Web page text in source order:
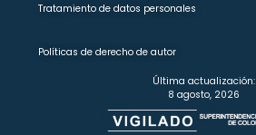
Tratamiento de datos personales
Políticas de derecho de autor
Última actualización:
8 agosto, 2026